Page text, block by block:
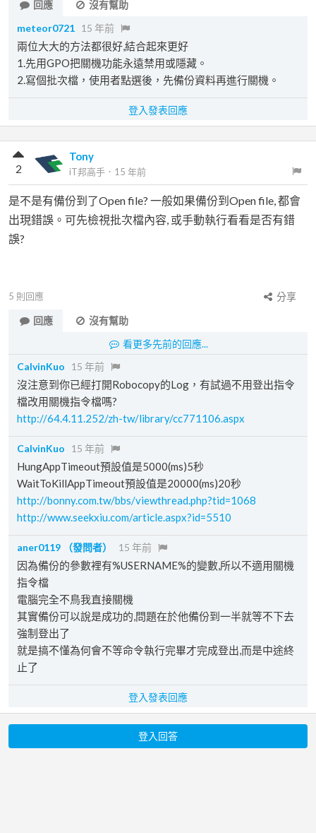
回應
沒有幫助
meteor0721 15 年前
兩位大大的方法都很好,結合起來更好
1.先用GPO把關機功能永遠禁用或隱藏。
2.寫個批次檔，使用者點選後，先備份資料再進行關機。
登入發表回應
Tony
iT邦高手 ． 15 年前
2
是不是有備份到了Open file? 一般如果備份到Open file, 都會
出現錯誤。可先檢視批次檔內容, 或手動執行看看是否有錯
誤?
5 則回應
分享
回應
沒有幫助
看更多先前的回應...
CalvinKuo
15 年前
沒注意到你已經打開Robocopy的Log，有試過不用登出指令
檔改用關機指令檔嗎?
http://64.4.11.252/zh-tw/library/cc771106.aspx
CalvinKuo 15 年前
HungAppTimeout預設值是5000(ms)5秒
WaitToKillAppTimeout預設值是20000(ms)20秒
http://bonny.com.tw/bbs/viewthread.php?tid=1068
http://www.seekxiu.com/article.aspx?id=5510
aner0119 （發問者） 15 年前
因為備份的參數裡有%USERNAME%的變數,所以不適用關機
指令檔
電腦完全不鳥我直接關機
其實備份可以說是成功的,問題在於他備份到一半就等不下去
強制登出了
就是搞不懂為何會不等命令執行完畢才完成登出,而是中途終
止了
登入發表回應
登入回答